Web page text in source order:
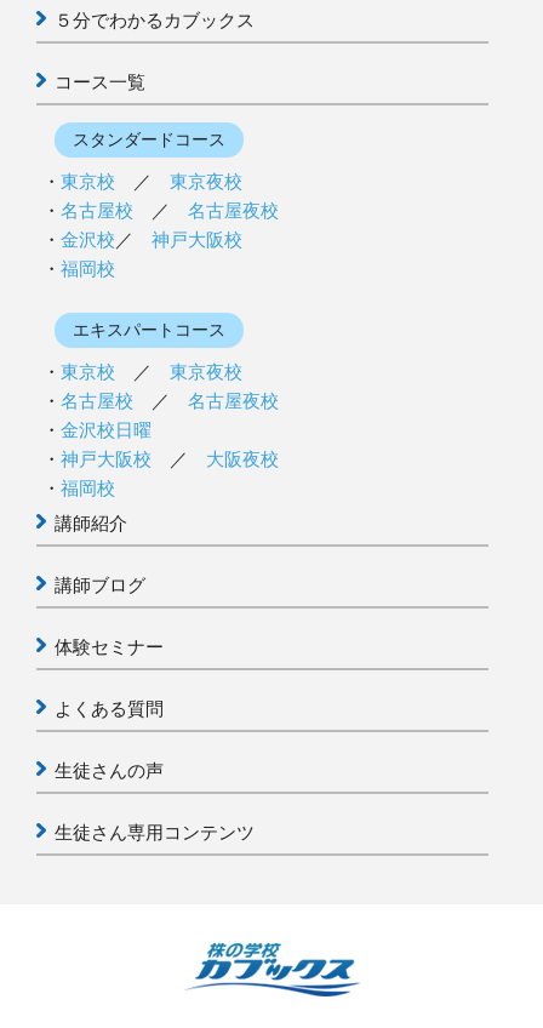
５分でわかるカブックス
コース一覧
スタンダードコース
東京校 ／ 東京夜校
名古屋校 ／ 名古屋夜校
金沢校／ 神戸大阪校
福岡校
エキスパートコース
東京校 ／ 東京夜校
名古屋校 ／ 名古屋夜校
金沢校日曜
神戸大阪校 ／ 大阪夜校
福岡校
講師紹介
講師ブログ
体験セミナー
よくある質問
生徒さんの声
生徒さん専用コンテンツ